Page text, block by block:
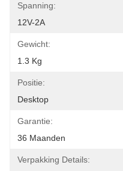
Spanning:
12V-2A
Gewicht:
1.3 Kg
Positie:
Desktop
Garantie:
36 Maanden
Verpakking Details: